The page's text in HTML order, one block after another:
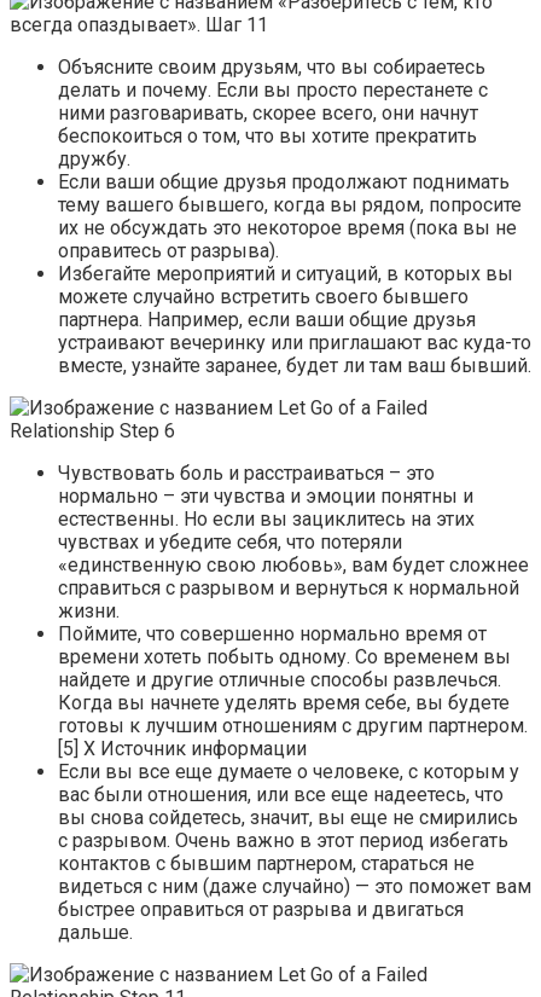
Объясните своим друзьям, что вы собираетесь
делать и почему. Если вы просто перестанете с
ними разговаривать, скорее всего, они начнут
беспокоиться о том, что вы хотите прекратить
дружбу.
Если ваши общие друзья продолжают поднимать
тему вашего бывшего, когда вы рядом, попросите
их не обсуждать это некоторое время (пока вы не
оправитесь от разрыва).
Избегайте мероприятий и ситуаций, в которых вы
можете случайно встретить своего бывшего
партнера. Например, если ваши общие друзья
устраивают вечеринку или приглашают вас куда-то
вместе, узнайте заранее, будет ли там ваш бывший.
Чувствовать боль и расстраиваться – это
нормально – эти чувства и эмоции понятны и
естественны. Но если вы зациклитесь на этих
чувствах и убедите себя, что потеряли
«единственную свою любовь», вам будет сложнее
справиться с разрывом и вернуться к нормальной
жизни.
Поймите, что совершенно нормально время от
времени хотеть побыть одному. Со временем вы
найдете и другие отличные способы развлечься.
Когда вы начнете уделять время себе, вы будете
готовы к лучшим отношениям с другим партнером.
[5] Х Источник информации
Если вы все еще думаете о человеке, с которым у
вас были отношения, или все еще надеетесь, что
вы снова сойдетесь, значит, вы еще не смирились
с разрывом. Очень важно в этот период избегать
контактов с бывшим партнером, стараться не
видеться с ним (даже случайно) — это поможет вам
быстрее оправиться от разрыва и двигаться
дальше.